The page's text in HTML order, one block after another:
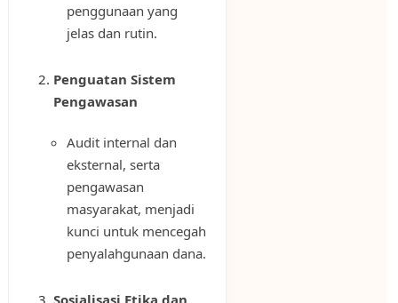
penggunaan yang
jelas dan rutin.
Penguatan Sistem
Pengawasan
Audit internal dan
eksternal, serta
pengawasan
masyarakat, menjadi
kunci untuk mencegah
penyalahgunaan dana.
Sosialisasi Etika dan